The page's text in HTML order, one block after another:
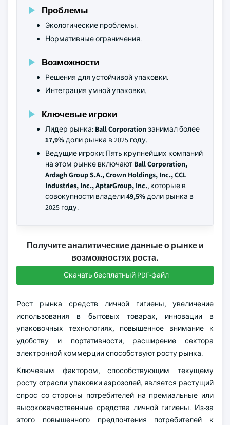
Проблемы
Экологические проблемы.
Нормативные ограничения.
Возможности
Решения для устойчивой упаковки.
Интеграция умной упаковки.
Ключевые игроки
Лидер рынка: Ball Corporation занимал более
17,9%доли рынка в 2025 году.
Ведущие игроки: Пять крупнейших компаний
на этом рынке включают Ball Corporation,
Ardagh Group S.A., Crown Holdings, Inc., CCL
Industries, Inc., AptarGroup, Inc., которые в
совокупности владели49,5%доли рынка в
2025 году.
Получите аналитические данные о рынке и
возможностях роста.
Скачать бесплатный PDF-файл
Рост рынка средств личной гигиены, увеличение
использования в бытовых товарах, инновации в
упаковочных технологиях, повышенное внимание к
удобству и портативности, расширение сектора
электронной коммерции способствуют росту рынка.
Ключевым фактором, способствующим текущему
росту отрасли упаковки аэрозолей, является растущий
спрос со стороны потребителей на премиальные или
высококачественные средства личной гигиены. Из-за
этого повышенного предпочтения потребителей к